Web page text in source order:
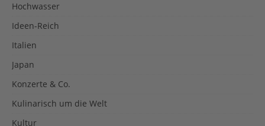
Hochwasser
Ideen-Reich
Italien
Japan
Konzerte & Co.
Kulinarisch um die Welt
Kultur